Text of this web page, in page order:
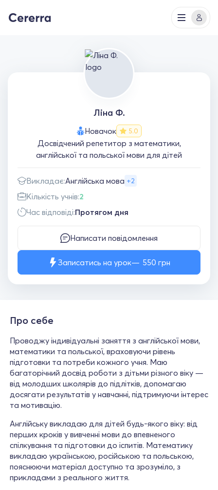
Ліна Ф.
Новачок 5.0
Досвідчений репетитор з математики,
англійської та польської мови для дітей
Викладає:Англійська мова +2
Кількість учнів:2
Час відповіді:Протягом дня
Написати повідомлення
Записатись на урок 550 грн
Про себе
Проводжу індивідуальні заняття з англійської мови,
математики та польської, враховуючи рівень
підготовки та потреби кожного учня. Маю
багаторічний досвід роботи з дітьми різного віку —
від молодших школярів до підлітків, допомагаю
досягати результатів у навчанні, підтримуючи інтерес
та мотивацію.
Англійську викладаю для дітей будь-якого віку: від
перших кроків у вивченні мови до впевненого
спілкування та підготовки до іспитів. Математику
викладаю українською, російською та польською,
пояснюючи матеріал доступно та зрозуміло, з
прикладами з реального життя.